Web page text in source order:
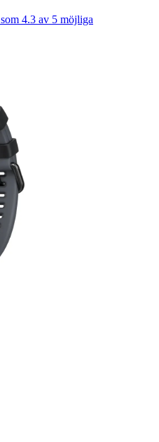
4.3 av 5 möjliga